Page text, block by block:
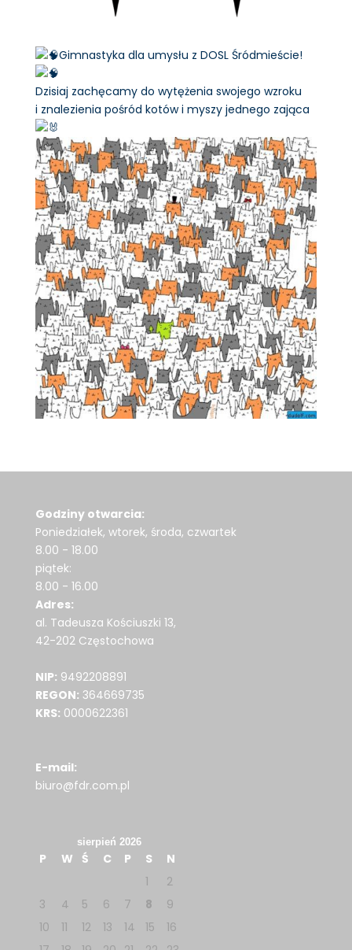
Gimnastyka dla umysłu z DOSL Śródmieście!
Dzisiaj zachęcamy do wytężenia swojego wzroku
i znalezienia pośród kotów i myszy jednego zająca
Godziny otwarcia:
Poniedziałek, wtorek, środa, czwartek
8.00 - 18.00
piątek:
8.00 - 16.00
Adres:
al. Tadeusza Kościuszki 13,
42-202 Częstochowa
NIP: 9492208891
REGON: 364669735
KRS: 0000622361
E-mail:
biuro@fdr.com.pl
sierpień 2026
P W Ś C P S
N
1
2
3
4 5 6 7 8
9
10
11 12 13 14 15
16